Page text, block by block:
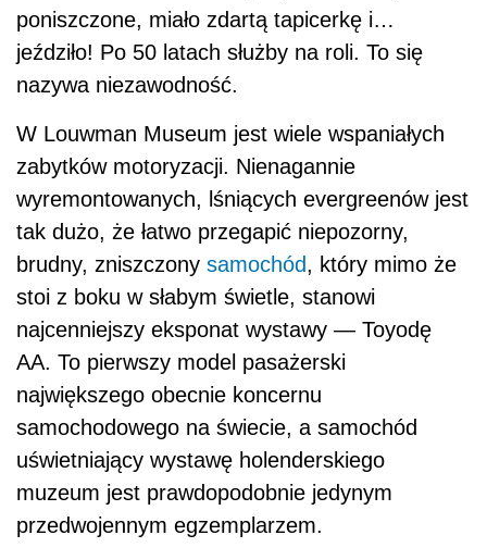
poniszczone, miało zdartą tapicerkę i…
jeździło! Po 50 latach służby na roli. To się
nazywa niezawodność.
W Louwman Museum jest wiele wspaniałych
zabytków motoryzacji. Nienagannie
wyremontowanych, lśniących evergreenów jest
tak dużo, że łatwo przegapić niepozorny,
brudny, zniszczony samochód, który mimo że
stoi z boku w słabym świetle, stanowi
najcenniejszy eksponat wystawy — Toyodę
AA. To pierwszy model pasażerski
największego obecnie koncernu
samochodowego na świecie, a samochód
uświetniający wystawę holenderskiego
muzeum jest prawdopodobnie jedynym
przedwojennym egzemplarzem.